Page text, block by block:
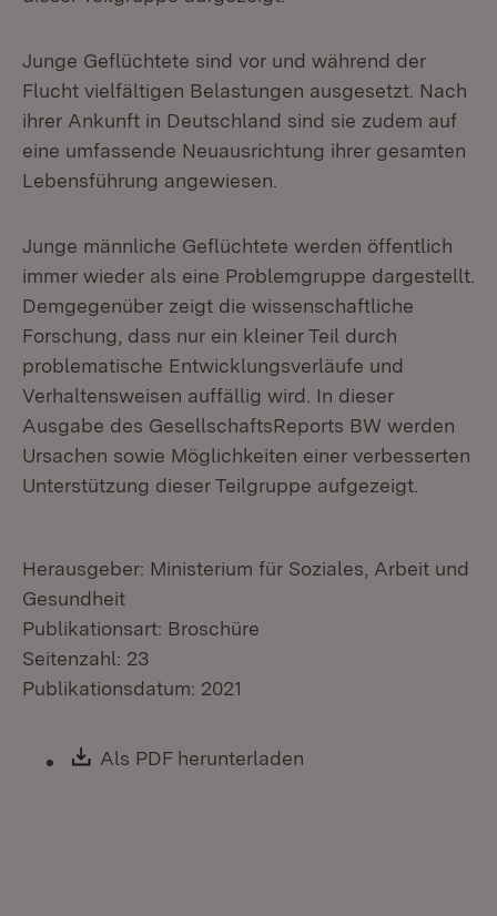
Junge Geflüchtete sind vor und während der
Flucht vielfältigen Belastungen ausgesetzt. Nach
ihrer Ankunft in Deutschland sind sie zudem auf
eine umfassende Neuausrichtung ihrer gesamten
Lebensführung angewiesen.
Junge männliche Geflüchtete werden öffentlich
immer wieder als eine Problemgruppe dargestellt.
Demgegenüber zeigt die wissenschaftliche
Forschung, dass nur ein kleiner Teil durch
problematische Entwicklungsverläufe und
Verhaltensweisen auffällig wird. In dieser
Ausgabe des GesellschaftsReports BW werden
Ursachen sowie Möglichkeiten einer verbesserten
Unterstützung dieser Teilgruppe aufgezeigt.
Herausgeber: Ministerium für Soziales, Arbeit und
Gesundheit
Publikationsart: Broschüre
Seitenzahl: 23
Publikationsdatum: 2021
Download:
Als PDF herunterladen